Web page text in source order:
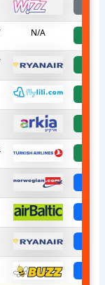
N/A